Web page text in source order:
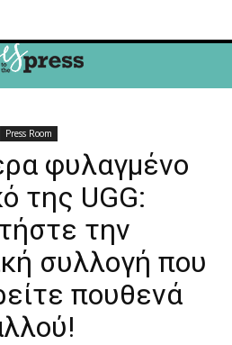
Press Room
φυλαγμένο
της UGG:
την
συλλογή που
πουθενά